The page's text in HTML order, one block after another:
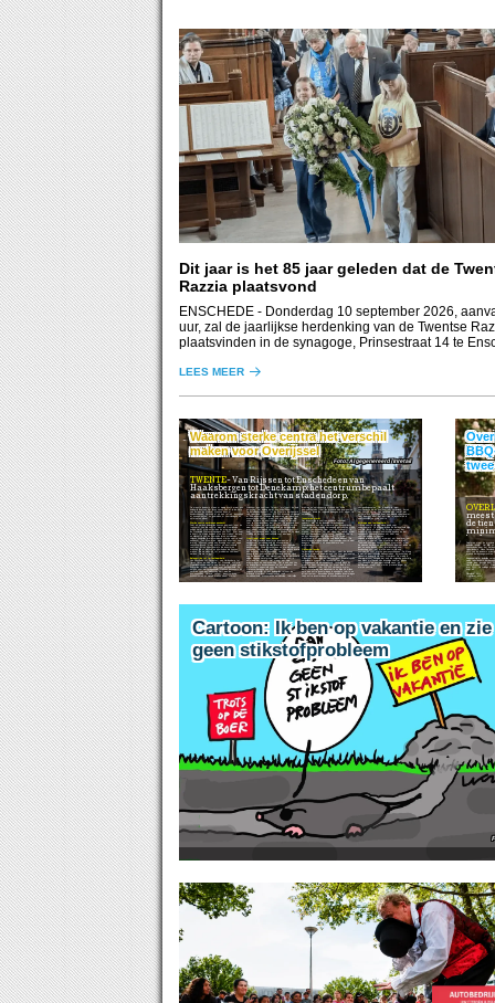
Dit jaar is het 85 jaar geleden dat de
Razzia plaatsvond
ENSCHEDE - Donderdag 10 september 2026,
uur, zal de jaarlijkse herdenking van de Twentse
plaatsvinden in de synagoge, Prinsestraat 14 te
LEES MEER
Waarom sterke centra het verschil
maken voor Overijssel
TWENTE
Haaksbergen tot Denekamp: het centrum bepaalt
aantrekkingskracht van stad en dorp.
AI gegenereerd / Inretail
meest
de tien
Cartoon: Ik ben op vakantie en zie
geen stikstofprobleem